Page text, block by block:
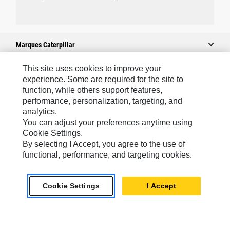
Marques Caterpillar
Caterpillar.com
Contacter Caterpillar
Mes Préférences Marketing
Plan Du Site
Cookie Settings
Confidentialité
This site uses cookies to improve your
experience. Some are required for the site to
function, while others support features,
performance, personalization, targeting, and
analytics.
You can adjust your preferences anytime using
Cookie Settings.
By selecting I Accept, you agree to the use of
functional, performance, and targeting cookies.
Cookie Settings I Accept